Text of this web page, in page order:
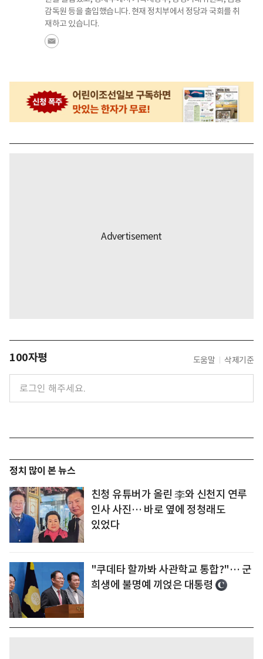
감독원 등을 출입했습니다. 현재 정치부에서 정당과 국회를 취
재하고 있습니다.
100자평 도움말 삭제기준
정치 많이 본 뉴스
친청 유튜버가 올린 李와 신천지 연루
인사 사진… 바로 옆에 정청래도
있었다
"쿠데타 할까봐 사관학교 통합?"… 군
희생에 불명예 끼얹은 대통령